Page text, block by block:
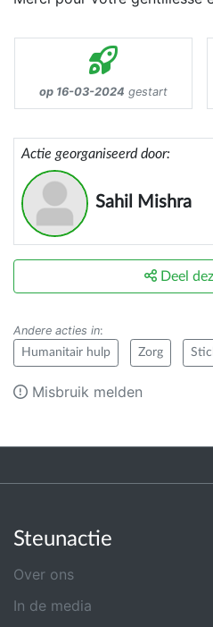
op 16-03-2024 gestart
Actie georganiseerd door:
Sahil Mishra
Deel
Andere acties in:
Humanitair hulp Zorg
Misbruik melden
Steunactie
Over ons
In de media